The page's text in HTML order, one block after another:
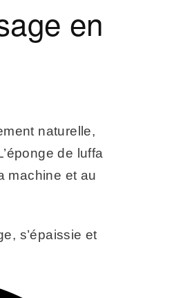
en
naturelle,
de luffa
machine et au
s’épaissie et